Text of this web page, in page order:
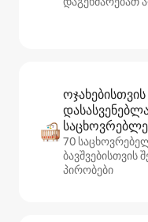
70
ბავშვებისთვის
პირობები